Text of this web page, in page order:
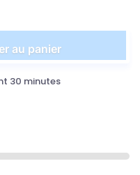
au panier
30 minutes